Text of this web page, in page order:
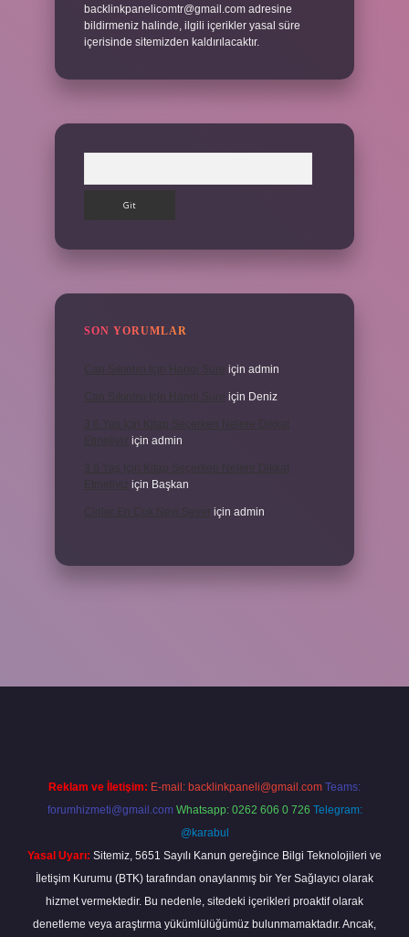
backlinkpanelicomtr@gmail.com adresine
bildirmeniz halinde, ilgili içerikler yasal süre
içerisinde sitemizden kaldırılacaktır.
SON YORUMLAR
için admin
için Deniz
için admin
için Başkan
için admin
Reklam ve İletişim: E-mail: backlinkpaneli@gmail.com Teams:
forumhizmeti@gmail.com Whatsapp: 0262 606 0 726 Telegram:
@karabul
Yasal Uyarı: Sitemiz, 5651 Sayılı Kanun gereğince Bilgi Teknolojileri ve
İletişim Kurumu (BTK) tarafından onaylanmış bir Yer Sağlayıcı olarak
hizmet vermektedir. Bu nedenle, sitedeki içerikleri proaktif olarak
denetleme veya araştırma yükümlülüğümüz bulunmamaktadır. Ancak,